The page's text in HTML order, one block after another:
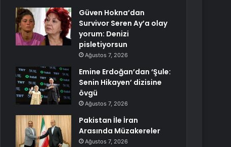
Güven Hokna’dan
Survivor Seren Ay’a olay
yorum: Denizi
pisletiyorsun
Ağustos 7, 2026
Emine Erdoğan’dan ‘Şule:
Senin Hikayen’ dizisine
övgü
Ağustos 7, 2026
Pakistan İle İran
Arasında Müzakereler
Ağustos 7, 2026